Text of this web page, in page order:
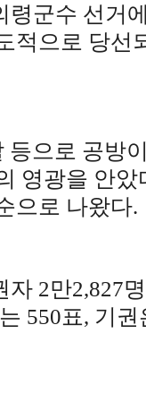
령군수 선거
적으로 당선
등으로 공방
영광을 안았
으로 나왔다.
자 2만2,827
550표, 기